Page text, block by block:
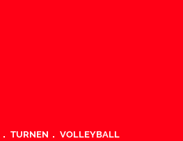
TURNEN VOLLEYBALL